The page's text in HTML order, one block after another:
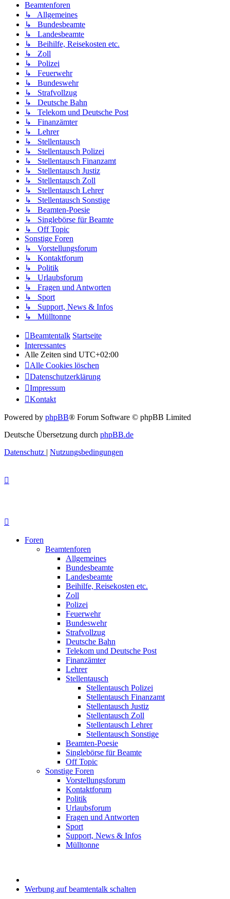
Beamtenforen
↳ Allgemeines
↳ Bundesbeamte
↳ Landesbeamte
↳ Beihilfe, Reisekosten etc.
↳ Zoll
↳ Polizei
↳ Feuerwehr
↳ Bundeswehr
↳ Strafvollzug
↳ Deutsche Bahn
↳ Telekom und Deutsche Post
↳ Finanzämter
↳ Lehrer
↳ Stellentausch
↳ Stellentausch Polizei
↳ Stellentausch Finanzamt
↳ Stellentausch Justiz
↳ Stellentausch Zoll
↳ Stellentausch Lehrer
↳ Stellentausch Sonstige
↳ Beamten-Poesie
↳ Singlebörse für Beamte
↳ Off Topic
Sonstige Foren
↳ Vorstellungsforum
↳ Kontaktforum
↳ Politik
↳ Urlaubsforum
↳ Fragen und Antworten
↳ Sport
↳ Support, News & Infos
↳ Mülltonne
Beamtentalk Startseite
Interessantes
Alle Zeiten sind UTC+02:00
Alle Cookies löschen
Datenschutzerklärung
Impressum
Kontakt
Powered by phpBB® Forum Software © phpBB Limited
Deutsche Übersetzung durch phpBB.de
Datenschutz | Nutzungsbedingungen
Foren
Beamtenforen
Allgemeines
Bundesbeamte
Landesbeamte
Beihilfe, Reisekosten etc.
Zoll
Polizei
Feuerwehr
Bundeswehr
Strafvollzug
Deutsche Bahn
Telekom und Deutsche Post
Finanzämter
Lehrer
Stellentausch
Stellentausch Polizei
Stellentausch Finanzamt
Stellentausch Justiz
Stellentausch Zoll
Stellentausch Lehrer
Stellentausch Sonstige
Beamten-Poesie
Singlebörse für Beamte
Off Topic
Sonstige Foren
Vorstellungsforum
Kontaktforum
Politik
Urlaubsforum
Fragen und Antworten
Sport
Support, News & Infos
Mülltonne
Werbung auf beamtentalk schalten